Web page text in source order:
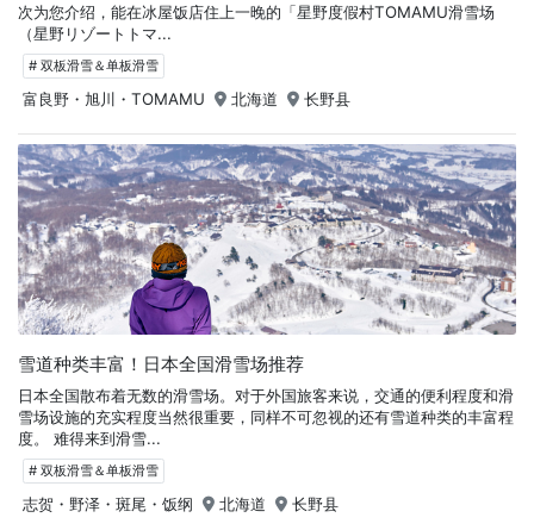
次为您介绍，能在冰屋饭店住上一晚的「星野度假村TOMAMU滑雪场
（星野リゾートトマ...
# 双板滑雪＆单板滑雪
富良野・旭川・TOMAMU 北海道 长野县
雪道种类丰富！日本全国滑雪场推荐
日本全国散布着无数的滑雪场。对于外国旅客来说，交通的便利程度和滑
雪场设施的充实程度当然很重要，同样不可忽视的还有雪道种类的丰富程
度。 难得来到滑雪...
# 双板滑雪＆单板滑雪
志贺・野泽・斑尾・饭纲 北海道 长野县